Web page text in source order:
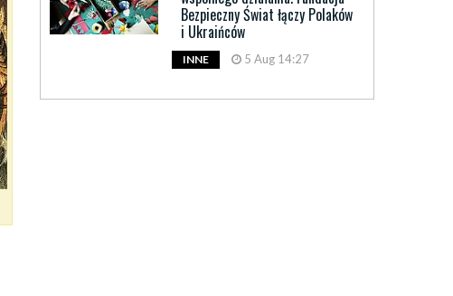
Bezpieczny Świat łączy Polaków
i Ukraińców
INNE 5 Aug 14:27